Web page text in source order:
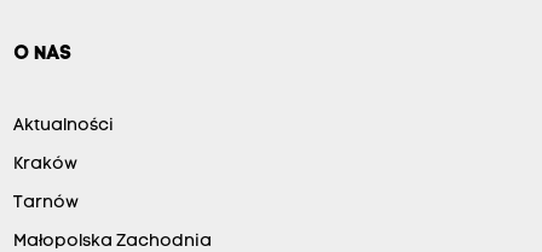
O NAS
Aktualności
Kraków
Tarnów
Małopolska Zachodnia